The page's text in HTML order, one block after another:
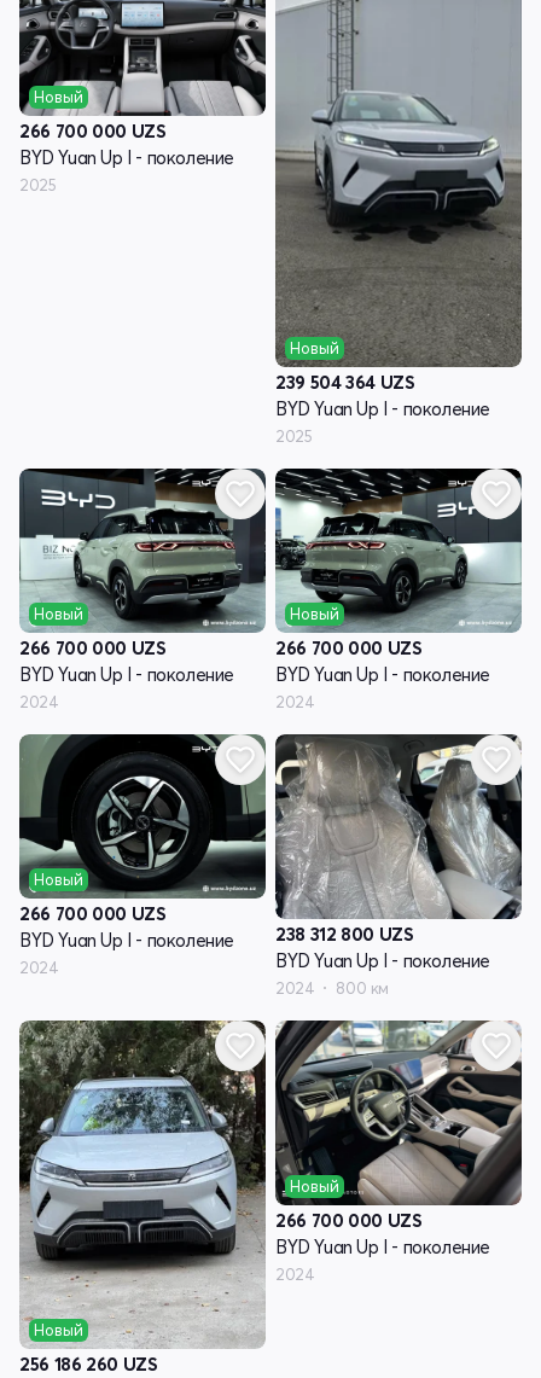
Новый
266 700 000 UZS
BYD Yuan Up I - поколение
2025
Новый
239 504 364 UZS
BYD Yuan Up I - поколение
2025
Новый
266 700 000 UZS
BYD Yuan Up I - поколение
2024
Новый
266 700 000 UZS
BYD Yuan Up I - поколение
2024
Новый
266 700 000 UZS
BYD Yuan Up I - поколение
2024
238 312 800 UZS
BYD Yuan Up I - поколение
2024 800 км
Новый
256 186 260 UZS
Новый
266 700 000 UZS
BYD Yuan Up I - поколение
2024